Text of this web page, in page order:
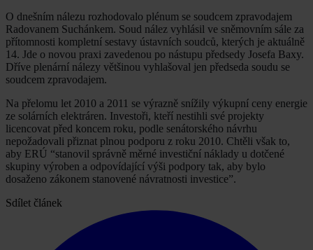
O dnešním nálezu rozhodovalo plénum se soudcem zpravodajem
Radovanem Suchánkem. Soud nález vyhlásil ve sněmovním sále za
přítomnosti kompletní sestavy ústavních soudců, kterých je aktuálně
14. Jde o novou praxi zavedenou po nástupu předsedy Josefa Baxy.
Dříve plenární nálezy většinou vyhlašoval jen předseda soudu se
soudcem zpravodajem.
Na přelomu let 2010 a 2011 se výrazně snížily výkupní ceny energie
ze solárních elektráren. Investoři, kteří nestihli své projekty
licencovat před koncem roku, podle senátorského návrhu
nepožadovali přiznat plnou podporu z roku 2010. Chtěli však to,
aby ERÚ “stanovil správně měrné investiční náklady u dotčené
skupiny výroben a odpovídající výši podpory tak, aby bylo
dosaženo zákonem stanovené návratnosti investice”.
Sdílet článek